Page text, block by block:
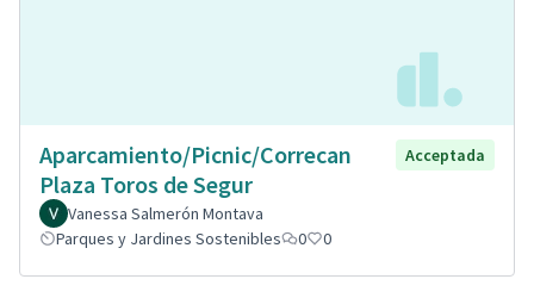
Aparcamiento/Picnic/Correcan
Plaza Toros de Segur
Acceptada
Vanessa Salmerón Montava
Parques y Jardines Sostenibles
0 0